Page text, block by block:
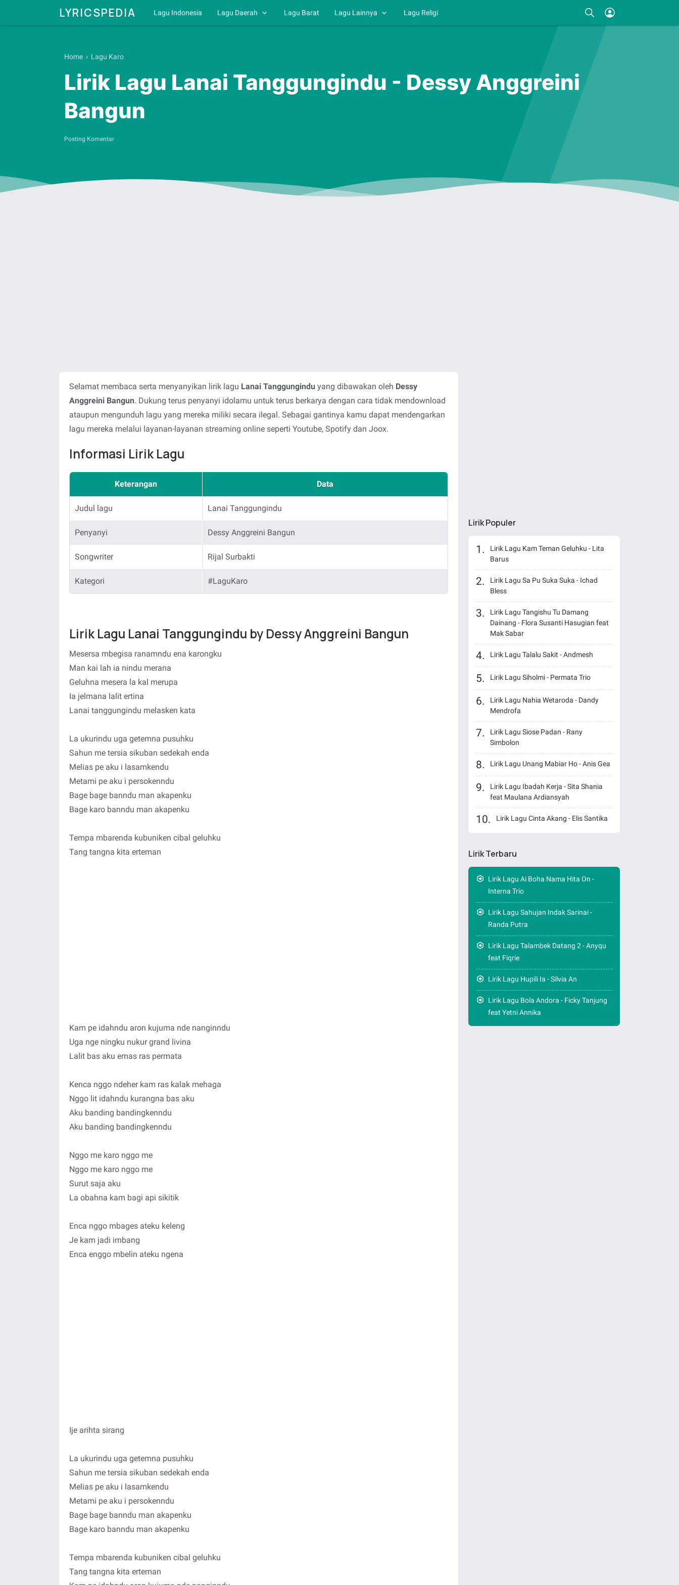
LYRICSPEDIA Lagu Indonesia Lagu Daerah Lagu Barat Lagu Lainnya Lagu Religi
Home › Lagu Karo
Lirik Lagu Lanai Tanggungindu - Dessy Anggreini
Bangun
Posting Komentar
Selamat membaca serta menyanyikan lirik lagu Lanai Tanggungindu yang dibawakan oleh Dessy
Anggreini Bangun. Dukung terus penyanyi idolamu untuk terus berkarya dengan cara tidak mendownload
ataupun mengunduh lagu yang mereka miliki secara ilegal. Sebagai gantinya kamu dapat mendengarkan
lagu mereka melalui layanan-layanan streaming online seperti Youtube, Spotify dan Joox.
Informasi Lirik Lagu
Keterangan Data
Judul lagu Lanai Tanggungindu
Penyanyi Dessy Anggreini Bangun
Songwriter Rijal Surbakti
Kategori #LaguKaro
Lirik Lagu Lanai Tanggungindu by Dessy Anggreini Bangun
Mesersa mbegisa ranamndu ena karongku
Man kai lah ia nindu merana
Geluhna mesera la kal merupa
Ia jelmana lalit ertina
Lanai tanggungindu melasken kata
La ukurindu uga getemna pusuhku
Sahun me tersia sikuban sedekah enda
Melias pe aku i lasamkendu
Metami pe aku i persokenndu
Bage bage banndu man akapenku
Bage karo banndu man akapenku
Tempa mbarenda kubuniken cibal geluhku
Tang tangna kita erteman
Kam pe idahndu aron kujuma nde nanginndu
Uga nge ningku nukur grand livina
Lalit bas aku emas ras permata
Kenca nggo ndeher kam ras kalak mehaga
Nggo lit idahndu kurangna bas aku
Aku banding bandingkenndu
Aku banding bandingkenndu
Nggo me karo nggo me
Nggo me karo nggo me
Surut saja aku
La obahna kam bagi api sikitik
Enca nggo mbages ateku keleng
Je kam jadi imbang
Enca enggo mbelin ateku ngena
Ije arihta sirang
La ukurindu uga getemna pusuhku
Sahun me tersia sikuban sedekah enda
Melias pe aku i lasamkendu
Metami pe aku i persokenndu
Bage bage banndu man akapenku
Bage karo banndu man akapenku
Tempa mbarenda kubuniken cibal geluhku
Tang tangna kita erteman
Lirik Populer
Lirik Lagu Kam Teman Geluhku - Lita
Barus
Lirik Lagu Sa Pu Suka Suka - Ichad
Bless
Lirik Lagu Tangishu Tu Damang
Dainang - Flora Susanti Hasugian feat
Mak Sabar
Lirik Lagu Talalu Sakit - Andmesh
Lirik Lagu Siholmi - Permata Trio
Lirik Lagu Nahia Wetaroda - Dandy
Mendrofa
Lirik Lagu Siose Padan - Rany
Simbolon
Lirik Lagu Unang Mabiar Ho - Anis Gea
Lirik Lagu Ibadah Kerja - Sita Shania
feat Maulana Ardiansyah
Lirik Lagu Cinta Akang - Elis Santika
Lirik Terbaru
Lirik Lagu Ai Boha Nama Hita On -
Interna Trio
Lirik Lagu Sahujan Indak Sarinai -
Randa Putra
Lirik Lagu Talambek Datang 2 - Anyqu
feat Fiqrie
Lirik Lagu Hupili Ia - Silvia An
Lirik Lagu Bola Andora - Ficky Tanjung
feat Yetni Annika